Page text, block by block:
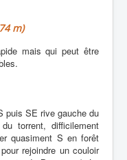
m)
mais qui peut être
puis SE rive gauche du
torrent, difficilement
quasiment S en forêt
rejoindre un couloir